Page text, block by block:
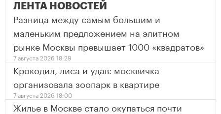
ЛЕНТА НОВОСТЕЙ
Разница между самым большим и
маленьким предложением на элитном
рынке Москвы превышает 1000 «квадратов»
7 августа 2026 18:29
Крокодил, лиса и удав: москвичка
организовала зоопарк в квартире
7 августа 2026 18:00
Жилье в Москве стало окупаться почти